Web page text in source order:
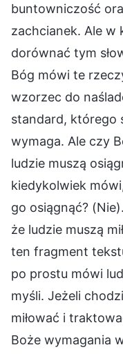
buntowniczość
zachcianek. Ale w
dorównać tym
Bóg mówi te
wzorzec do
standard, którego
wymaga. Ale czy
ludzie muszą
kiedykolwiek
go osiągnąć?
że ludzie muszą
ten fragment
po prostu mówi
myśli. Jeżeli
miłować i
Boże wymagania